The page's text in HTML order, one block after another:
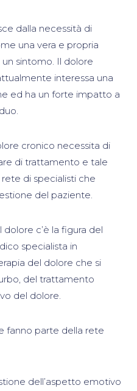
dalla necessità di
una vera e propria
sintomo. Il dolore
interessa una
ed ha un forte impatto a
cronico necessita di
di trattamento e tale
di specialisti che
del paziente.
c’è la figura del
specialista in
del dolore che si
del trattamento
del dolore.
fanno parte della rete
dell’aspetto emotivo